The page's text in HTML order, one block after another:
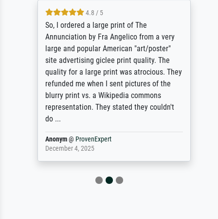
4.8 / 5
So, I ordered a large print of The
Annunciation by Fra Angelico from a very
large and popular American "art/poster"
site advertising giclee print quality. The
quality for a large print was atrocious. They
refunded me when I sent pictures of the
blurry print vs. a Wikipedia commons
representation. They stated they couldn't
do ...
Anonym@ProvenExpert
December 4, 2025